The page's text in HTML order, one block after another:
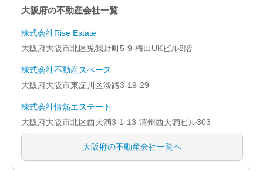
大阪市住吉区
大阪市東住吉区
大阪市西成区
大阪市淀川区
大阪市鶴見区
大阪市住之江区
大阪市平野区
大阪府の不動産会社一覧
株式会社Rise Estate
大阪府大阪市北区兎我野町5-9-梅田UKビル8階
株式会社不動産スペース
大阪府大阪市東淀川区淡路3-19-29
株式会社情熱エステート
大阪府大阪市北区西天満3-1-13-清州西天満ビル303
大阪府の不動産会社一覧へ